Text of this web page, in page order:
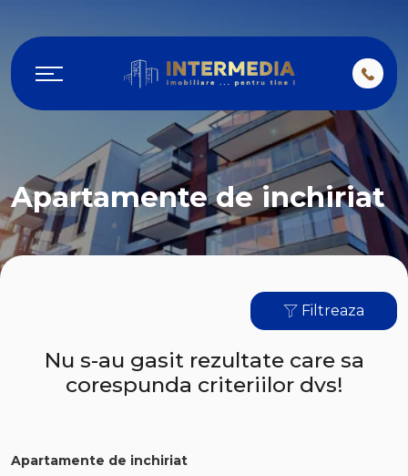
Apartamente de inchiriat
Filtreaza
Nu s-au gasit rezultate care sa
corespunda criteriilor dvs!
Apartamente de inchiriat